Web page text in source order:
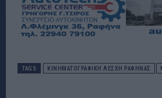
TAGS ΚΙΝΗΜΑΤΟΓΡΑΦΙΚΉ ΛΈΣΧΗ ΡΑΦΉΝΑΣ